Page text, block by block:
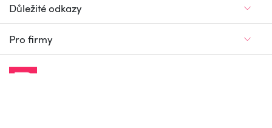
Důležité odkazy
Pro firmy